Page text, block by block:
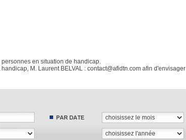
en situation de handicap.
M. Laurent BELVAL : contact@afidtn.com afin d'envisager